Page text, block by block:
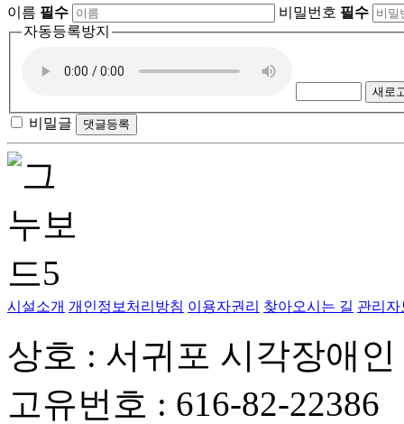
이름 필수 비밀번호 필수
자동등록방지
새로
비밀글 댓글등록
시설소개 개인정보처리방침 이용자권리 찾아오시는 길 관리자
상호 : 서귀포 시각장애
고유번호 : 616-82-22386